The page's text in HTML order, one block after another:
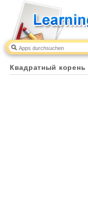
Квадратный корень
Квадратный корень